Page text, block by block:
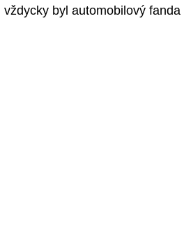
vždycky byl automobilový